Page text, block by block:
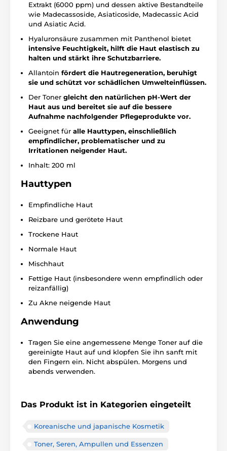
Extrakt (6000 ppm) und dessen aktive Bestandteile
wie Madecassoside, Asiaticoside, Madecassic Acid
und Asiatic Acid.
Hyaluronsäure zusammen mit Panthenol bietet
intensive Feuchtigkeit, hilft die Haut elastisch zu
halten und stärkt ihre Schutzbarriere.
Allantoin fördert die Hautregeneration, beruhigt
sie und schützt vor schädlichen Umwelteinflüssen.
Der Toner gleicht den natürlichen pH-Wert der
Haut aus und bereitet sie auf die bessere
Aufnahme nachfolgender Pflegeprodukte vor.
Geeignet für alle Hauttypen, einschließlich
empfindlicher, problematischer und zu
Irritationen neigender Haut.
Inhalt: 200 ml
Hauttypen
Empfindliche Haut
Reizbare und gerötete Haut
Trockene Haut
Normale Haut
Mischhaut
Fettige Haut (insbesondere wenn empfindlich oder
reizanfällig)
Zu Akne neigende Haut
Anwendung
Tragen Sie eine angemessene Menge Toner auf die
gereinigte Haut auf und klopfen Sie ihn sanft mit
den Fingern ein. Nicht abspülen. Morgens und
abends verwenden.
Das Produkt ist in Kategorien eingeteilt
Koreanische und japanische Kosmetik
Toner, Seren, Ampullen und Essenzen